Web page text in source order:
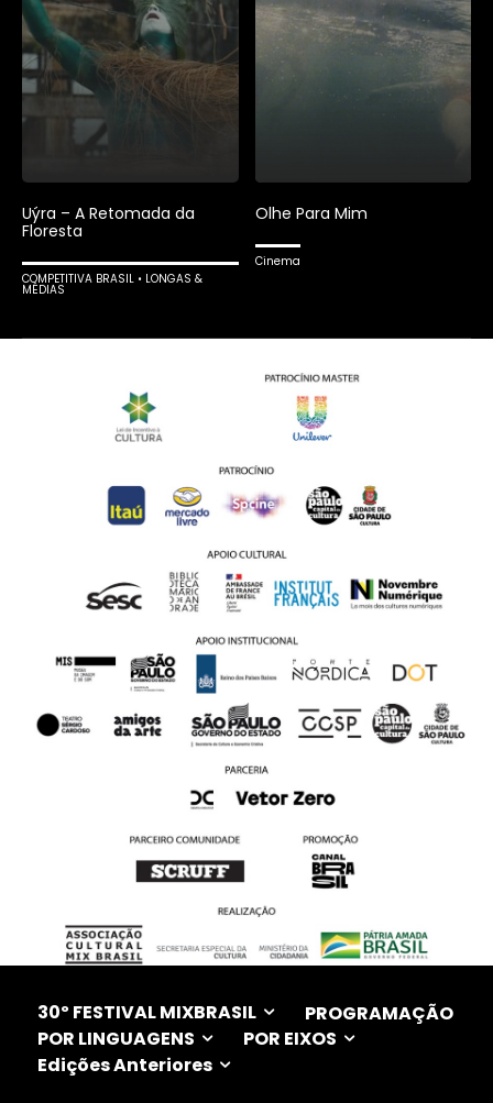
Uýra – A Retomada da
Floresta
COMPETITIVA BRASIL • LONGAS &
MÉDIAS
Olhe Para Mim
Cinema
30º FESTIVAL MIXBRASIL
PROGRAMAÇÃO
POR LINGUAGENS
POR EIXOS
Edições Anteriores